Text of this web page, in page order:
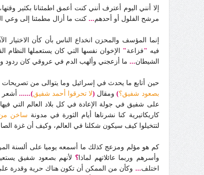
إلا أنني اليوم أعترف أنني كنت أعمق اطمئنانا بكثير
مرشح الفلول أو أحدهم... كنت ما أزال مطمئنا إلى وعي
إنما المؤسف والمحزن انخداع الناس بأن كأن الاختيار
فيه "فزاعة" الإخوان نفسها التي كان يستعملها النظام
الشيطان... ما أزعجني وألهب الدم في عروقي كان ردود
حين أتابع ما يحدث في إسرائيل وما يتوالى من
بصعود شفيق؟)ومقال (لا تحرقوا أحمد شفيق)...... أشعر
على شفيق في جولة الإعادة في كل بلاد العالم التي
كاريكاتيرية كنا نشرناها أيام الثورة في مدونة ساخن من
لتتخيلوا كيف سيكون شكلنا في العالم، وكيف أن غزة
كم هو مؤلم ومزعج كذلك ما أسمعه يوميا على ألسنة
وأسرهم وربما عائلاتهم لماذا ؟ لأنهم بصعود شفيق
اختلف... وكأن من الممكن أن تكون هناك حرية وقدرة